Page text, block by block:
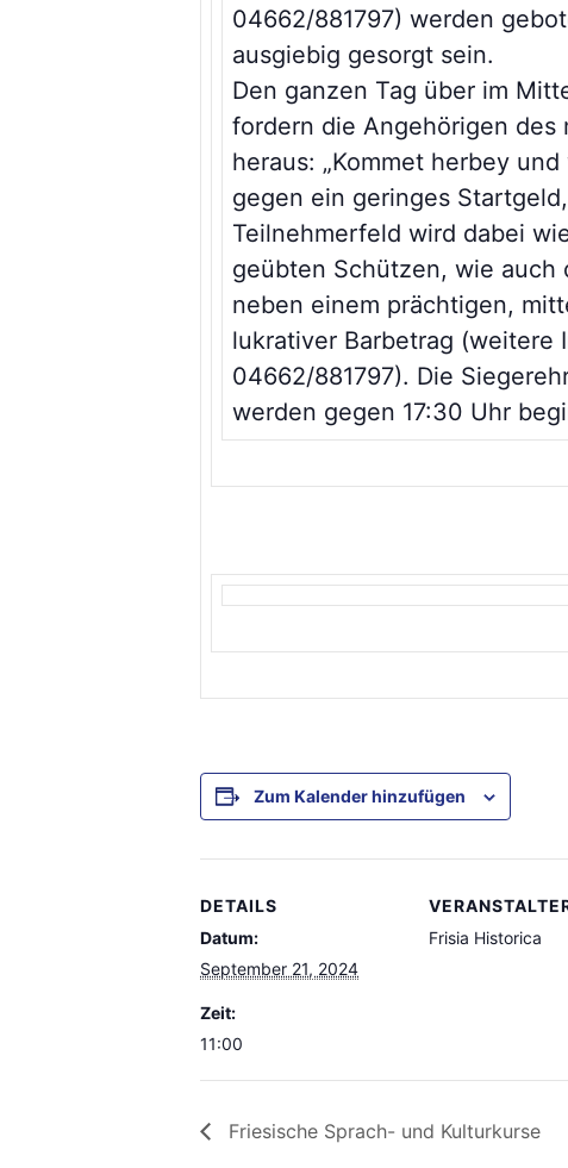
04662/881797) werden
ausgiebig gesorgt sein.
Den ganzen Tag über im
fordern die Angehörigen des
heraus: „Kommet herbey
gegen ein geringes
Teilnehmerfeld wird dabei
geübten Schützen, wie auch
neben einem prächtigen,
lukrativer Barbetrag (weitere
04662/881797). Die
werden gegen 17:30 Uhr
Zum Kalender hinzufügen
DETAILS
Datum:
September 21, 2024
Zeit:
11:00
Frisia Historica
Friesische Sprach- und Kulturkurse